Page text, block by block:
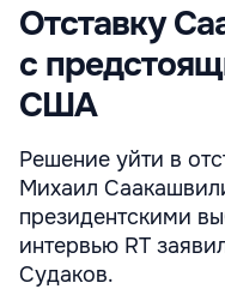
Отставку
с
США
Решение уйти в
Михаил
президентскими
интервью RT
Судаков.